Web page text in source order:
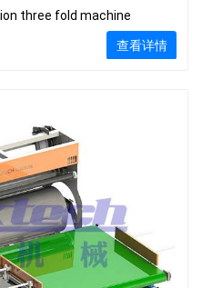
three fold machine
查看详情